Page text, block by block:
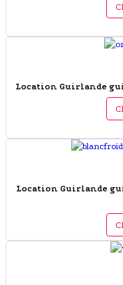
Location Guirlande
Location Guirlande